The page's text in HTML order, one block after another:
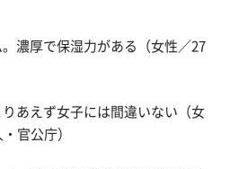
濃厚で保湿力がある（女性／27
あえず女子には間違いない（女
官公庁）